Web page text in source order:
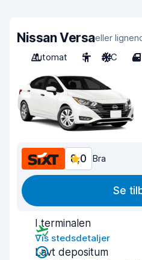
Nissan Versaeller
Automat
5 A/C 4
8,0 Bra
Se
I terminalen
Vis stedsdetaljer
Lavt depositum